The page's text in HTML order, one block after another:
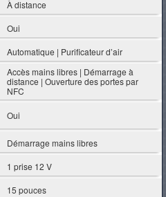
À distance
Oui
Automatique | Purificateur d’air
Accès mains libres | Démarrage à
distance | Ouverture des portes par
NFC
Oui
Démarrage mains libres
1 prise 12 V
15 pouces